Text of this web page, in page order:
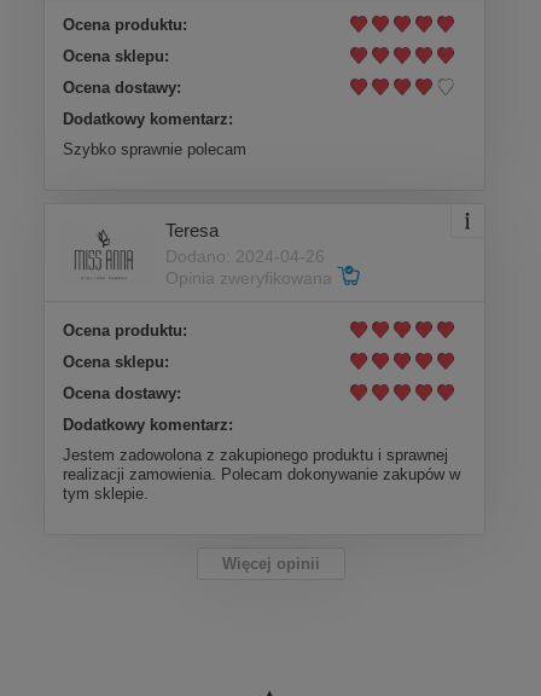
Ocena produktu:
Ocena sklepu:
Ocena dostawy:
Dodatkowy komentarz:
Szybko sprawnie polecam
Teresa
Dodano: 2024-04-26
Opinia zweryfikowana
Ocena produktu:
Ocena sklepu:
Ocena dostawy:
Dodatkowy komentarz:
Jestem zadowolona z zakupionego produktu i sprawnej
realizacji zamowienia. Polecam dokonywanie zakupów w
tym sklepie.
Więcej opinii